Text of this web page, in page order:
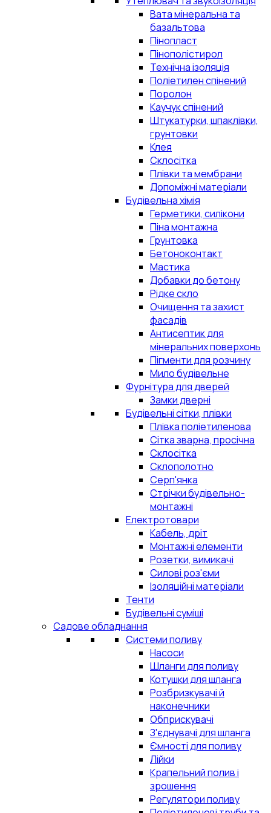
Вата мінеральна та
базальтова
Пінопласт
Пінополістирол
Технічна ізоляція
Поліетилен спінений
Поролон
Каучук спінений
Штукатурки, шпаклівки,
грунтовки
Клея
Склосітка
Плівки та мембрани
Допоміжні матеріали
Будівельна хімія
Герметики, силікони
Піна монтажна
Грунтовка
Бетоноконтакт
Мастика
Добавки до бетону
Рідке скло
Очищення та захист
фасадів
Антисептик для
мінеральних поверхонь
Пігменти для розчину
Мило будівельне
Фурнітура для дверей
Замки дверні
Будівельні сітки, плівки
Плівка поліетиленова
Сітка зварна, просічна
Склосітка
Склополотно
Серп'янка
Стрічки будівельно-
монтажні
Електротовари
Кабель, дріт
Монтажні елементи
Розетки, вимикачі
Силові роз'єми
Ізоляційні матеріали
Тенти
Будівельні суміші
Садове обладнання
Системи поливу
Насоси
Шланги для поливу
Котушки для шланга
Розбризкувачі й
наконечники
Обприскувачі
З'єднувачі для шланга
Ємності для поливу
Лійки
Крапельний полив і
зрошення
Регулятори поливу